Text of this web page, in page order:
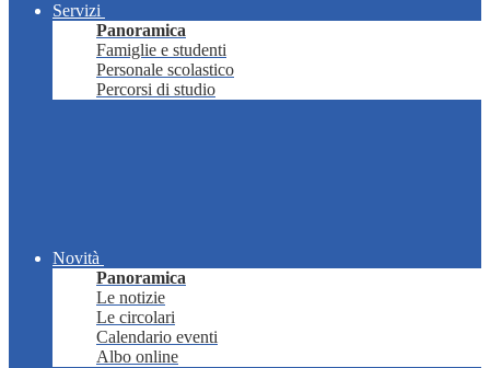
Servizi
Panoramica
Famiglie e studenti
Personale scolastico
Percorsi di studio
Novità
Panoramica
Le notizie
Le circolari
Calendario eventi
Albo online